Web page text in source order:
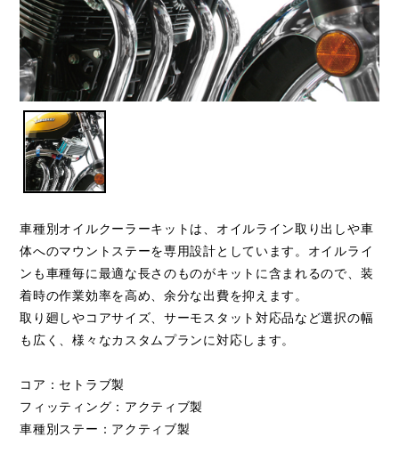
車種別オイルクーラーキットは、オイルライン取り出しや車
体へのマウントステーを専用設計としています。オイルライ
ンも車種毎に最適な長さのものがキットに含まれるので、装
着時の作業効率を高め、余分な出費を抑えます。
取り廻しやコアサイズ、サーモスタット対応品など選択の幅
も広く、様々なカスタムプランに対応します。
コア：セトラブ製
フィッティング：アクティブ製
車種別ステー：アクティブ製